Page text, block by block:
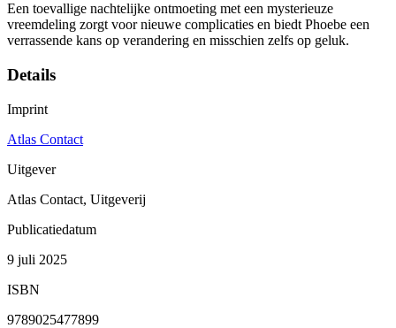
Een toevallige nachtelijke ontmoeting met een mysterieuze
vreemdeling zorgt voor nieuwe complicaties en biedt Phoebe een
verrassende kans op verandering en misschien zelfs op geluk.
Details
Imprint
Atlas Contact
Uitgever
Atlas Contact, Uitgeverij
Publicatiedatum
9 juli 2025
ISBN
9789025477899